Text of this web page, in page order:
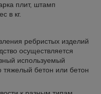
плит, штамп
в кг.
ребристых изделий
осуществляется
используемый
тяжелый бетон или бетон